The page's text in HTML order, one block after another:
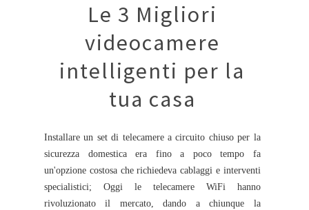
Le 3 Migliori
videocamere
intelligenti per la
tua casa
Installare un set di telecamere a circuito chiuso per la
sicurezza domestica era fino a poco tempo fa
un'opzione costosa che richiedeva cablaggi e interventi
specialistici; Oggi le telecamere WiFi hanno
rivoluzionato il mercato, dando a chiunque la